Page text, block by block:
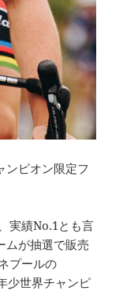
ンピオン限定フ
実績No.1とも言
ムが抽選で販売
プールの
少世界チャンピ